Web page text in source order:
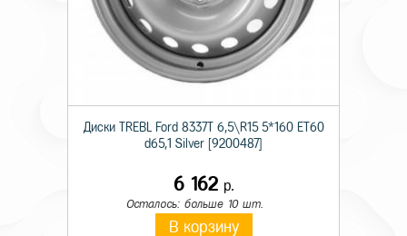
Диски TREBL Ford 8337T 6,5\R15 5*160 ET60
d65,1 Silver [9200487]
6 162 р.
Осталось: больше 10 шт.
В корзину